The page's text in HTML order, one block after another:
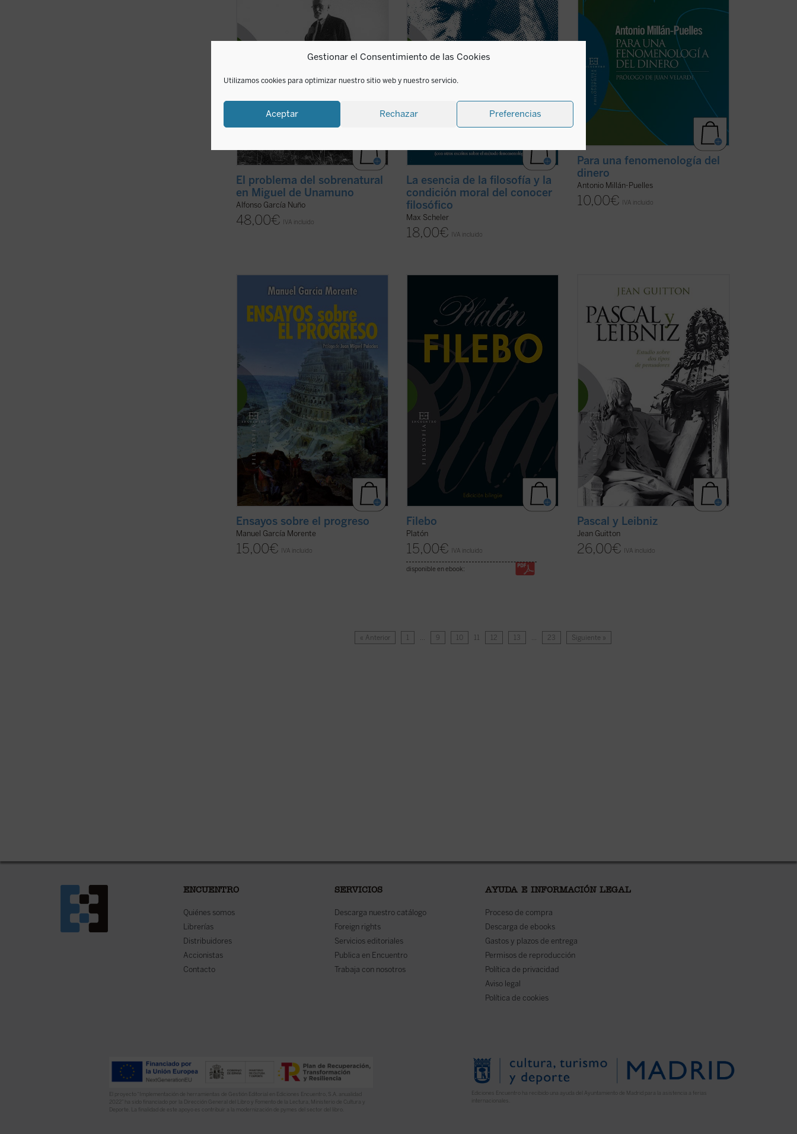
Gestionar el Consentimiento de las Cookies
Utilizamos cookies para optimizar nuestro sitio web y nuestro servicio.
Aceptar Rechazar Preferencias
que considerarlo como un pionero del
El problema del sobrenatural
en Miguel de Unamuno
Alfonso García Nuño
48,00€ IVA incluido
conocimientoyLa ... (ver ficha)
La esencia de la filosofía y la
condición moral del conocer
filosófico
Max Scheler
18,00€ IVA incluido
considerarlo a la manera de un excitante
o estímulo unívocamente determinativo
de la conducta humana. ...
(ver ficha)
Para una fenomenología del
dinero
Antonio Millán-Puelles
10,00€ IVA incluido
Prólogo de Juan Miguel Palacios
El autor de estosEnsayos sobre el
progresose propone un doble objetivo en
ellos: conseguir una definición esencial
del progreso y hacer ver que la moderna
Ensayos sobre el progreso
Manuel García Morente
15,00€ IVA incluido
creamos que es su tema principal, Platón
presenta de un modo minucioso su
doctrina del placer; en particular, del
placer corporal. La finura analítica de la
que hace gala en este diálogo tardío le ...
Filebo
Platón
15,00€ IVA incluido
disponible en ebook:
Jean Guitton resucita en este libro el
afinidades y diferencias entre dos
espíritus comparables: Pascal y Leibniz.
Ambos son matemáticos, metafísicos y
pensadores religiosos. Pero a la vez se
(ver ficha)
Pascal y Leibniz
Jean Guitton
26,00€ IVA incluido
« Anterior 1 … 9 10 11 12 13 … 23 Siguiente »
ENCUENTRO
Quiénes somos
Librerías
Distribuidores
Accionistas
Contacto
SERVICIOS
Descarga nuestro catálogo
Foreign rights
Servicios editoriales
Publica en Encuentro
Trabaja con nosotros
AYUDA E INFORMACIÓN LEGAL
Proceso de compra
Descarga de ebooks
Gastos y plazos de entrega
Permisos de reproducción
Política de privacidad
Aviso legal
Política de cookies
El proyecto “Implementación de herramientas de Gestión Editorial en Ediciones Encuentro, S.A. anualidad
2022” ha sido financiado por la Dirección General del Libro y Fomento de la Lectura, Ministerio de Cultura y
Deporte. La finalidad de este apoyo es contribuir a la modernización de pymes del sector del libro.
Ediciones Encuentro ha recibido una ayuda del Ayuntamiento de Madrid para la asistencia a ferias